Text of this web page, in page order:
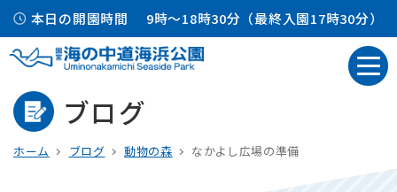
本日の開園時間 9時～18時30分（最終入園17時30分）
ブログ
ホーム ブログ 動物の森 なかよし広場の準備